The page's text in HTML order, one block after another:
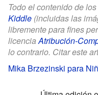
Todo el contenido de
Kiddle (incluidas las
libremente para fines
licenciaAtribución-
lo contrario. Citar este
Mika Brzezinski para